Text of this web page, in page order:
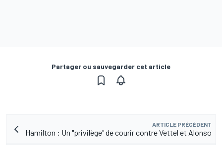
Partager ou sauvegarder cet article
ARTICLE PRÉCÉDENT
Hamilton : Un "privilège" de courir contre Vettel et Alonso